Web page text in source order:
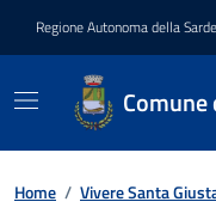
Regione Autonoma della
Comune
Home / Vivere Santa